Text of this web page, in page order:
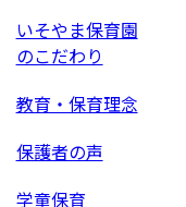
いそやま保育園
のこだわり
教育・保育理念
保護者の声
学童保育